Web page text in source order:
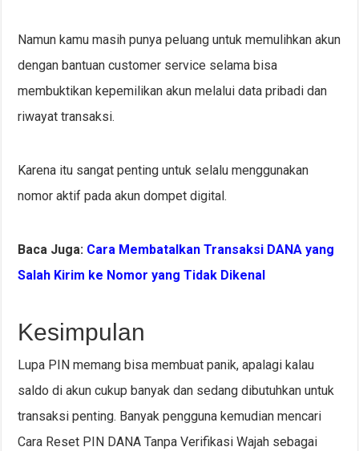
Namun kamu masih punya peluang untuk memulihkan akun
dengan bantuan customer service selama bisa
membuktikan kepemilikan akun melalui data pribadi dan
riwayat transaksi.
Karena itu sangat penting untuk selalu menggunakan
nomor aktif pada akun dompet digital.
Baca Juga: Cara Membatalkan Transaksi DANA yang
Salah Kirim ke Nomor yang Tidak Dikenal
Kesimpulan
Lupa PIN memang bisa membuat panik, apalagi kalau
saldo di akun cukup banyak dan sedang dibutuhkan untuk
transaksi penting. Banyak pengguna kemudian mencari
Cara Reset PIN DANA Tanpa Verifikasi Wajah sebagai